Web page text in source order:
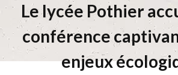
Le lycée Pothier
conférence
enjeux